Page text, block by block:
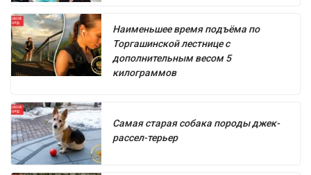
Наименьшее время подъёма по
Торгашинской лестнице с
дополнительным весом 5
килограммов
Самая старая собака породы джек-
рассел-терьер